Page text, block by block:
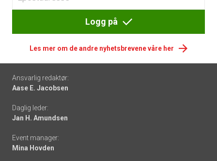
Logg på
Les mer om de andre nyhetsbrevene våre her
Footer
-
links
Ansvarlig redaktør:
Aase E. Jacobsen
Daglig leder:
Jan H. Amundsen
Event manager:
Mina Hovden